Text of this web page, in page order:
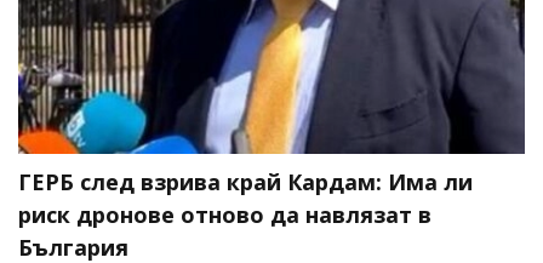
ГЕРБ след взрива край Кардам: Има ли
риск дронове отново да навлязат в
България